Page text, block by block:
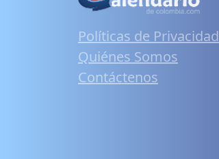
Políticas de Privacidad
Quiénes Somos
Contáctenos